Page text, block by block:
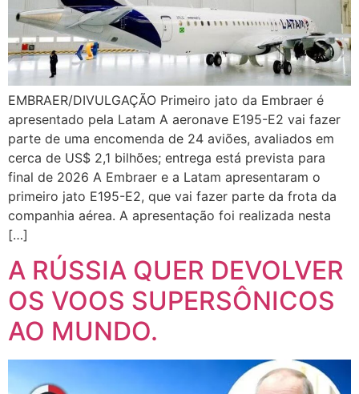
EMBRAER/DIVULGAÇÃO Primeiro jato da Embraer é
apresentado pela Latam A aeronave E195-E2 vai fazer
parte de uma encomenda de 24 aviões, avaliados em
cerca de US$ 2,1 bilhões; entrega está prevista para
final de 2026 A Embraer e a Latam apresentaram o
primeiro jato E195-E2, que vai fazer parte da frota da
companhia aérea. A apresentação foi realizada nesta
[…]
A RÚSSIA QUER DEVOLVER
OS VOOS SUPERSÔNICOS
AO MUNDO.